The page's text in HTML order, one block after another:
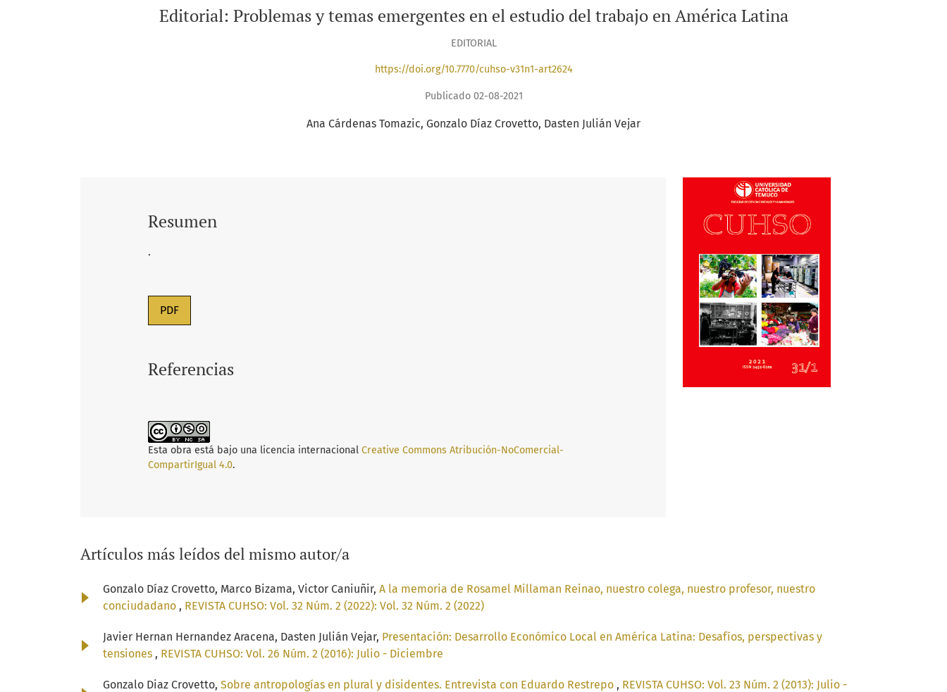
Editorial: Problemas y temas emergentes en el estudio del trabajo en América Latina
EDITORIAL
https://doi.org/10.7770/cuhso-v31n1-art2624
Publicado 02-08-2021
Ana Cárdenas Tomazic Gonzalo Díaz Crovetto Dasten Julián Vejar
Resumen
.
PDF
Referencias
Esta obra está bajo una licencia internacional Creative Commons Atribución-NoComercial-
CompartirIgual 4.0.
Artículos más leídos del mismo autor/a
Gonzalo Díaz Crovetto, Marco Bizama, Victor Caniuñir, A la memoria de Rosamel Millaman Reinao, nuestro colega, nuestro profesor, nuestro
conciudadano , REVISTA CUHSO: Vol. 32 Núm. 2 (2022): Vol. 32 Núm. 2 (2022)
Javier Hernan Hernandez Aracena, Dasten Julián Vejar, Presentación: Desarrollo Económico Local en América Latina: Desafíos, perspectivas y
tensiones , REVISTA CUHSO: Vol. 26 Núm. 2 (2016): Julio - Diciembre
Gonzalo Diaz Crovetto, Sobre antropologías en plural y disidentes. Entrevista con Eduardo Restrepo , REVISTA CUHSO: Vol. 23 Núm. 2 (2013): Julio -